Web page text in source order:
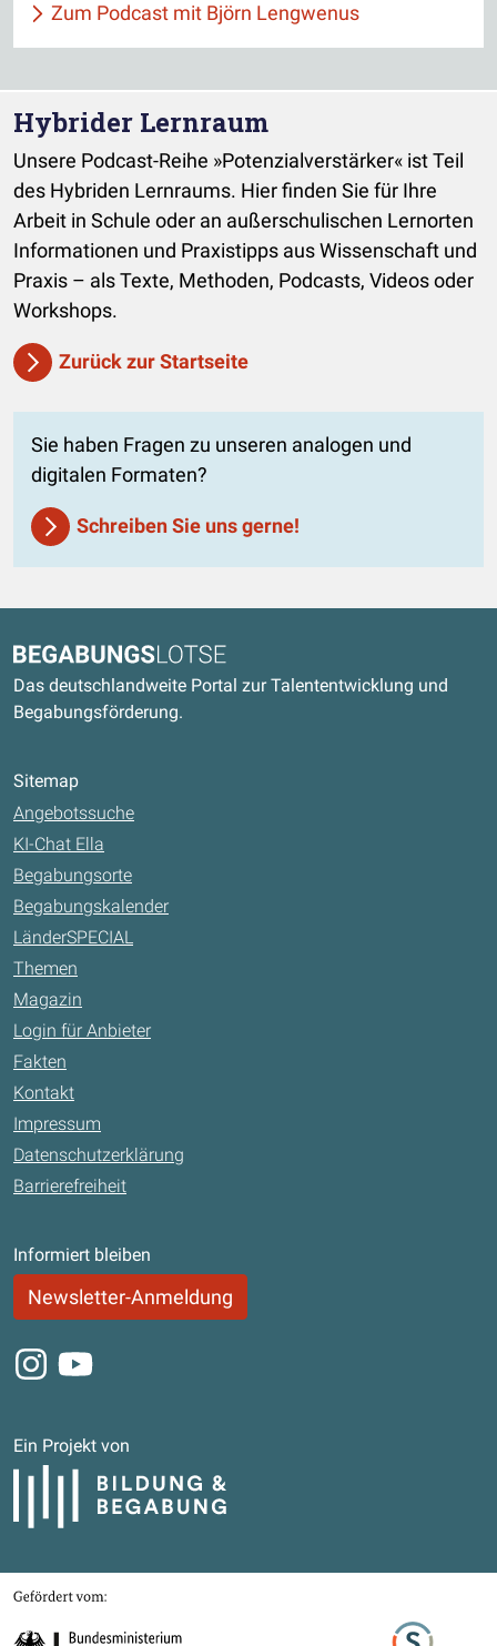
Zum Podcast mit Björn Lengwenus
Hybrider Lernraum
Unsere Podcast-Reihe »Potenzialverstärker« ist Teil
des Hybriden Lernraums. Hier finden Sie für Ihre
Arbeit in Schule oder an außerschulischen Lernorten
Informationen und Praxistipps aus Wissenschaft und
Praxis – als Texte, Methoden, Podcasts, Videos oder
Workshops.
Zurück zur Startseite
Sie haben Fragen zu unseren analogen und
digitalen Formaten?
Schreiben Sie uns gerne!
Begabungslotse
Das deutschlandweite Portal zur Talententwicklung und
Begabungsförderung.
Sitemap
Angebotssuche
KI-Chat Ella
Begabungsorte
Begabungskalender
LänderSPECIAL
Themen
Magazin
Login für Anbieter
Fakten
Kontakt
Impressum
Datenschutzerklärung
Barrierefreiheit
Informiert bleiben
Newsletter-Anmeldung
Instagram
Youtube
Ein Projekt von
Bildung und Begabung
Gefördert von
Bundesministerium für Bildung, Familie, Senioren, Frauen und Jugend
Stifterverband